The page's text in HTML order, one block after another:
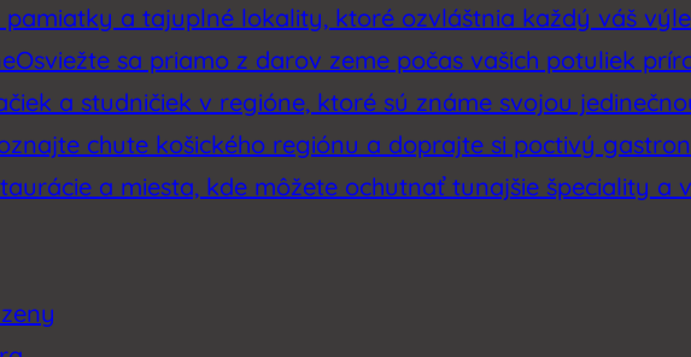
pamiatky a tajuplné lokality, ktoré ozvláštnia každý váš
Osviežte sa priamo z darov zeme počas vašich potuliek
a studničiek v regióne, ktoré sú známe svojou
chute košického regiónu a doprajte si poctivý
a miesta, kde môžete ochutnať tunajšie špeciality a